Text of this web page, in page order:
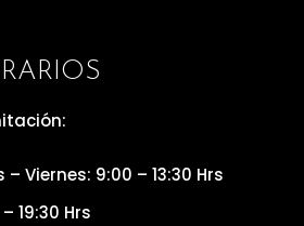
– Viernes: 9:00 – 13:30 Hrs
19:30 Hrs